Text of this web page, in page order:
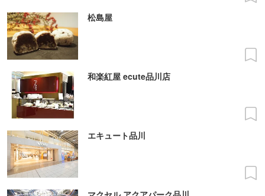
松島屋
和楽紅屋 ecute品川店
エキュート品川